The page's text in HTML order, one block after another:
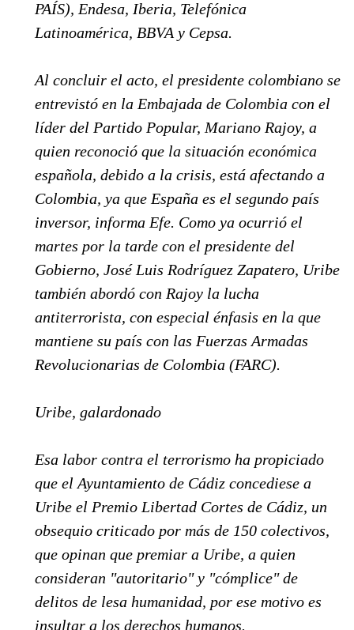
PAÍS), Endesa, Iberia, Telefónica
Latinoamérica, BBVA y Cepsa.
Al concluir el acto, el presidente colombiano se
entrevistó en la Embajada de Colombia con el
líder del Partido Popular, Mariano Rajoy, a
quien reconoció que la situación económica
española, debido a la crisis, está afectando a
Colombia, ya que España es el segundo país
inversor, informa Efe. Como ya ocurrió el
martes por la tarde con el presidente del
Gobierno, José Luis Rodríguez Zapatero, Uribe
también abordó con Rajoy la lucha
antiterrorista, con especial énfasis en la que
mantiene su país con las Fuerzas Armadas
Revolucionarias de Colombia (FARC).
Uribe, galardonado
Esa labor contra el terrorismo ha propiciado
que el Ayuntamiento de Cádiz concediese a
Uribe el Premio Libertad Cortes de Cádiz, un
obsequio criticado por más de 150 colectivos,
que opinan que premiar a Uribe, a quien
consideran "autoritario" y "cómplice" de
delitos de lesa humanidad, por ese motivo es
insultar a los derechos humanos.